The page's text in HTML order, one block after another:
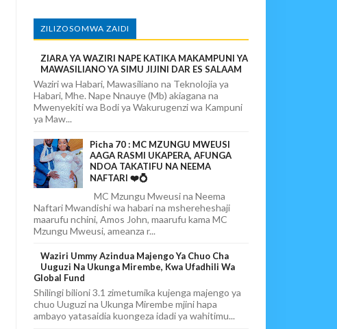
YA MIUNDOMBINU AFRIKA
WAO
ZILIZOSOMWA ZAIDI
ZIARA YA WAZIRI NAPE KATIKA MAKAMPUNI YA
MAWASILIANO YA SIMU JIJINI DAR ES SALAAM
Waziri wa Habari, Mawasiliano na Teknolojia ya
Habari, Mhe. Nape Nnauye (Mb) akiagana na
Mwenyekiti wa Bodi ya Wakurugenzi wa Kampuni
ya Maw...
Picha 70 : MC MZUNGU MWEUSI
AAGA RASMI UKAPERA, AFUNGA
NDOA TAKATIFU NA NEEMA
NAFTARI ❤️💍
MC Mzungu Mweusi na Neema
Naftari Mwandishi wa habari na mshereheshaji
maarufu nchini, Amos John, maarufu kama MC
Mzungu Mweusi, ameanza r...
Waziri Ummy Azindua Majengo Ya Chuo Cha
Uuguzi Na Ukunga Mirembe, Kwa Ufadhili Wa
Global Fund
Shilingi bilioni 3.1 zimetumika kujenga majengo ya
chuo Uuguzi na Ukunga Mirembe mjini hapa
ambayo yatasaidia kuongeza idadi ya wahitimu...